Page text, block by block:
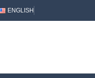
ENGLISH